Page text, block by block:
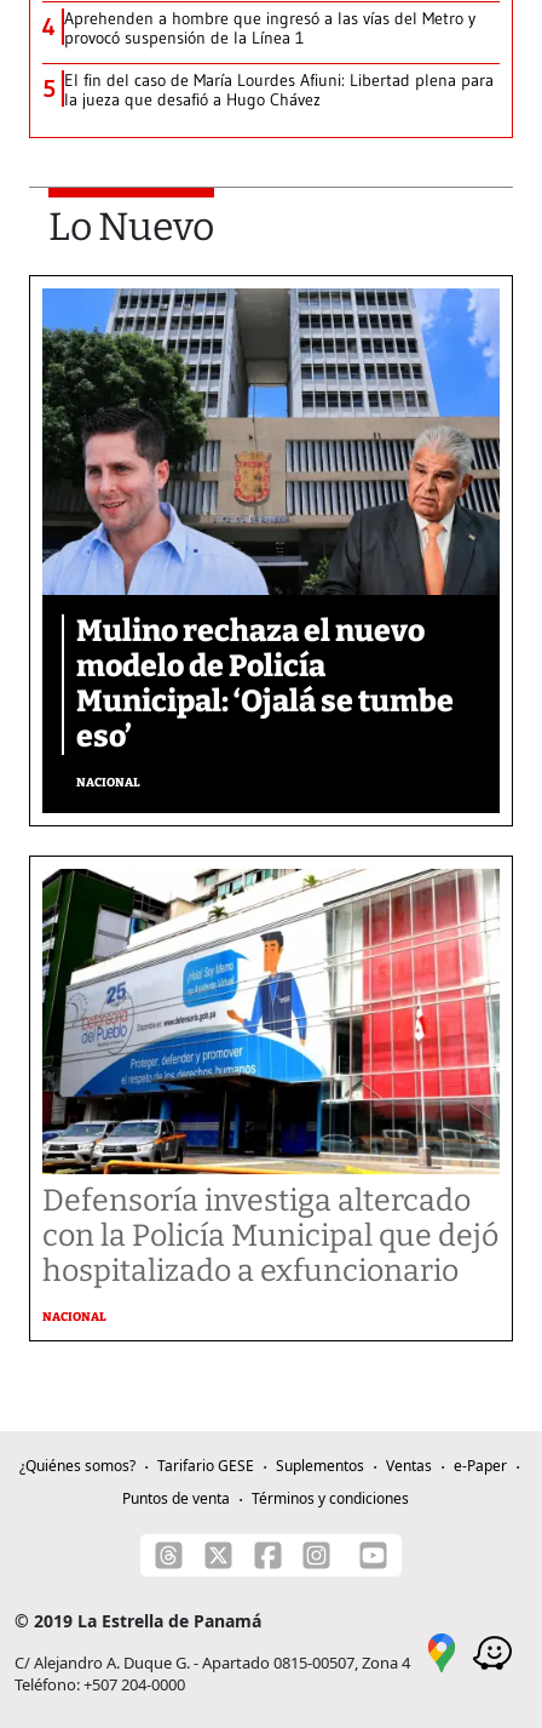
4 Aprehenden a hombre que ingresó a las vías del Metro y
provocó suspensión de la Línea 1
5 El fin del caso de María Lourdes Afiuni: Libertad plena para
la jueza que desafió a Hugo Chávez
Lo Nuevo
Mulino rechaza el nuevo
modelo de Policía
Municipal: ‘Ojalá se tumbe
eso’
NACIONAL
Defensoría investiga altercado
con la Policía Municipal que dejó
hospitalizado a exfuncionario
NACIONAL
¿Quiénes somos? Tarifario GESE Suplementos Ventas
e-Paper
Puntos de venta
Términos y condiciones
© 2019 La Estrella de Panamá
C/ Alejandro A. Duque G. - Apartado 0815-00507, Zona 4
Teléfono: +507 204-0000